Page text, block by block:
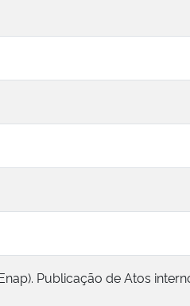
Publicação de Atos